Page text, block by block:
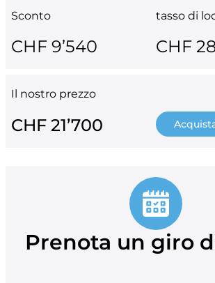
Sconto
CHF 9’540
tasso di
CHF
Il nostro prezzo
CHF 21’700
Prenota un giro